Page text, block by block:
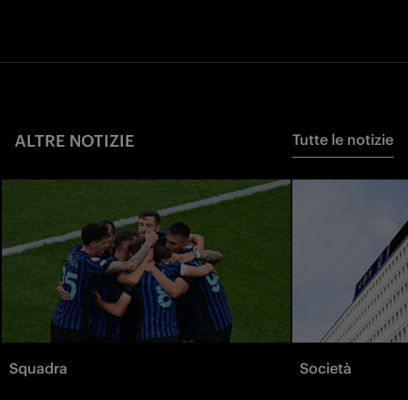
ALTRE NOTIZIE Tutte le notizie
Squadra Società